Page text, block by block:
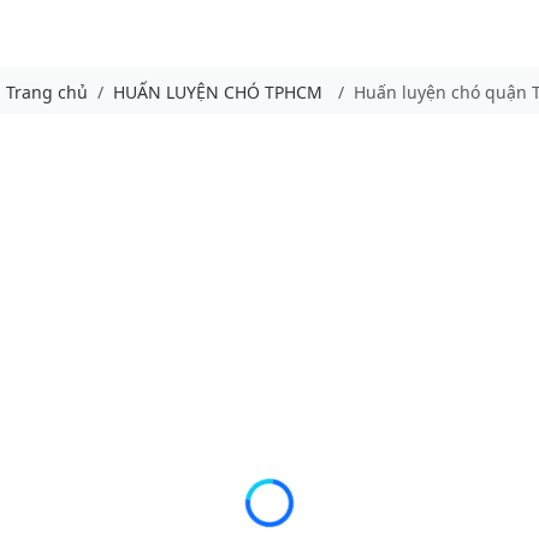
Trang chủ HUẤN LUYỆN CHÓ TPHCM Huấn luyện chó quận